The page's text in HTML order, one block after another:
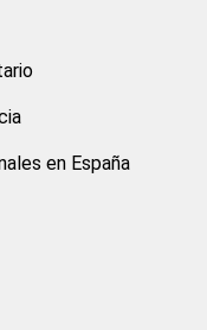
en España